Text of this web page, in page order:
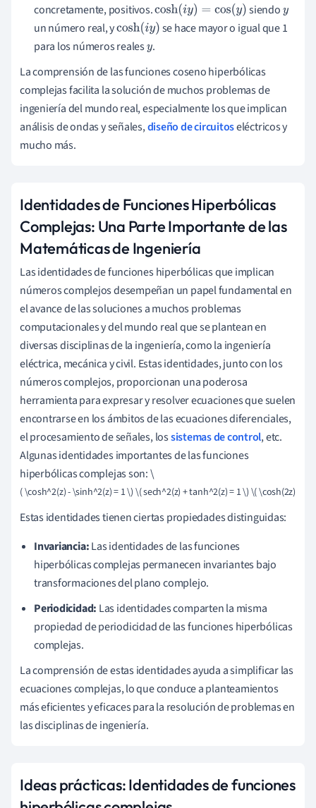
concretamente, positivos.cosh(iy)=cos (y) siendoy
un número real, ycosh(iy)
se hace mayor o igual que 1
para los números realesy.
La comprensión de las funciones coseno hiperbólicas
complejas facilita la solución de muchos problemas de
ingeniería del mundo real, especialmente los que implican
análisis de ondas y señales,diseño de circuitoseléctricos y
mucho más.
Identidades de Funciones Hiperbólicas
Complejas: Una Parte Importante de las
Matemáticas de Ingeniería
Las identidades de funciones hiperbólicas que implican
números complejos desempeñan un papel fundamental en
el avance de las soluciones a muchos problemas
computacionales y del mundo real que se plantean en
diversas disciplinas de la ingeniería, como la ingeniería
eléctrica, mecánica y civil. Estas identidades, junto con los
números complejos, proporcionan una poderosa
herramienta para expresar y resolver ecuaciones que suelen
encontrarse en los ámbitos de las ecuaciones diferenciales,
el procesamiento de señales, lossistemas de control, etc.
Algunas identidades importantes de las funciones
hiperbólicas complejas son: \
( \cosh^2(z) - \sinh^2(z) = 1 \) \( sech^2(z) + tanh^2(z) = 1 \) \( \cosh(2z) =
Estas identidades tienen ciertas propiedades distinguidas:
Invariancia:Las identidades de las funciones
hiperbólicas complejas permanecen invariantes bajo
transformaciones del plano complejo.
Periodicidad: Las identidades comparten la misma
propiedad de periodicidad de las funciones hiperbólicas
complejas.
La comprensión de estas identidades ayuda a simplificar las
ecuaciones complejas, lo que conduce a planteamientos
más eficientes y eficaces para la resolución de problemas en
las disciplinas de ingeniería.
Ideas prácticas: Identidades de funciones